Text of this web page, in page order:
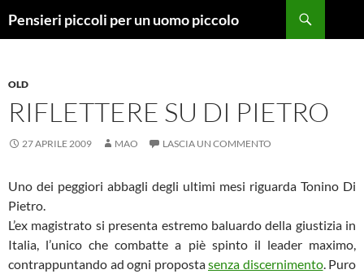
Pensieri piccoli per un uomo piccolo
OLD
RIFLETTERE SU DI PIETRO
27 APRILE 2009 MAO LASCIA UN COMMENTO
Uno dei peggiori abbagli degli ultimi mesi riguarda Tonino Di
Pietro.
L’ex magistrato si presenta estremo baluardo della giustizia in
Italia, l’unico che combatte a piè spinto il leader maximo,
contrappuntando ad ogni propostasenza discernimento. Puro